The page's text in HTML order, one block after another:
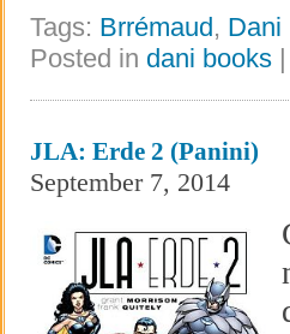
Tags: Brrémaud , Dani
Posted in dani books
JLA: Erde 2 (Panini)
September 7, 2014